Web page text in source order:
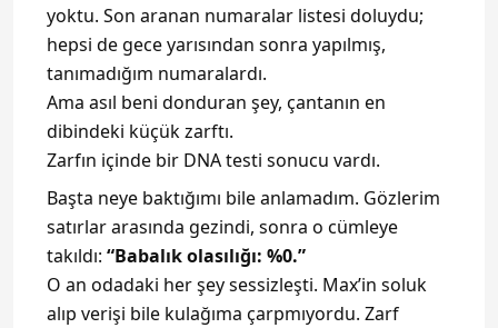
yoktu. Son aranan numaralar listesi doluydu;
hepsi de gece yarısından sonra yapılmış,
tanımadığım numaralardı.
Ama asıl beni donduran şey, çantanın en
dibindeki küçük zarftı.
Zarfın içinde bir DNA testi sonucu vardı.
Başta neye baktığımı bile anlamadım. Gözlerim
satırlar arasında gezindi, sonra o cümleye
takıldı: “Babalık olasılığı: %0.”
O an odadaki her şey sessizleşti. Max’in soluk
alıp verişi bile kulağıma çarpmıyordu. Zarf